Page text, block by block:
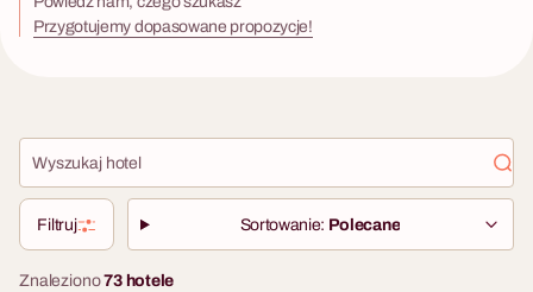
Przygotujemy dopasowane propozycje!
Filtruj Sortowanie: Polecane
Znaleziono73 hotele